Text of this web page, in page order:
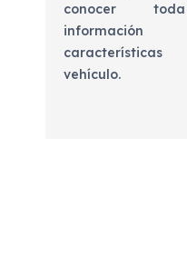
conocer
vehículo.